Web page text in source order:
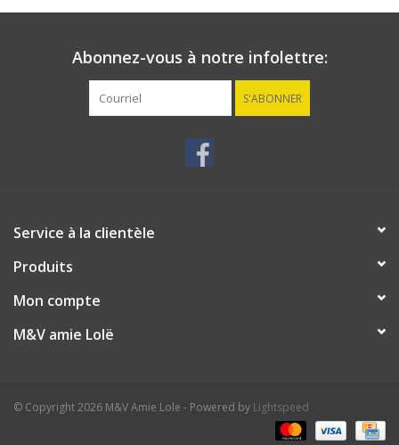
Abonnez-vous à notre infolettre:
S'ABONNER
Service à la clientèle
Produits
Mon compte
M&V amie Lolë
© Copyright 2026 M&V Amie Lole - Powered by Lightspeed